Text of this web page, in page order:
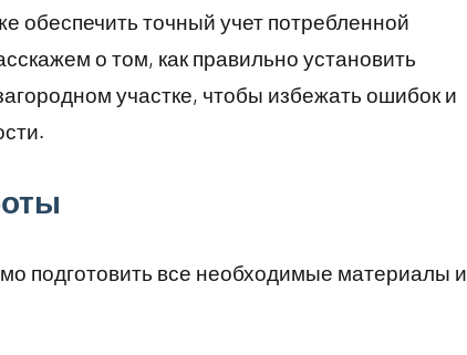
обеспечить точный учет потребленной
о том, как правильно установить
участке, чтобы избежать ошибок и
подготовить все необходимые материалы и